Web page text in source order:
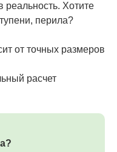
реальность. Хотите
перила?
от точных размеров
расчет